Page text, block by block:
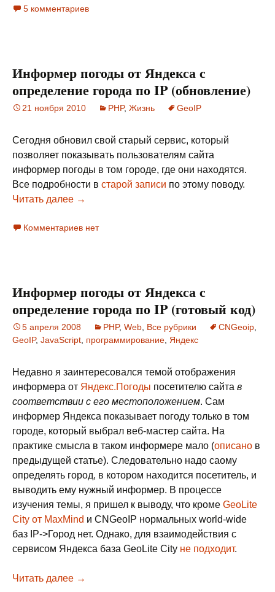
5 комментариев
Информер погоды от Яндекса с
определение города по IP (обновление)
21 ноября 2010 PHP, Жизнь GeoIP
Сегодня обновил свой старый сервис, который
позволяет показывать пользователям сайта
информер погоды в том городе, где они находятся.
Все подробности в старой записи по этому поводу.
Читать далее Информер погоды от Яндекса с
→
Комментариев нет
Информер погоды от Яндекса с
определение города по IP (готовый код)
5 апреля 2008 PHP, Web Все рубрики CNGeoip
GeoIP, JavaScript программирование Яндекс
Недавно я заинтересовался темой отображения
информера от Яндекс.Погоды посетителю сайта в
соответствии с его местоположением. Сам
информер Яндекса показывает погоду только в том
городе, который выбрал веб-мастер сайта. На
практике смысла в таком информере мало (описано в
предыдущей статье). Следовательно надо саому
определять город, в котором находится посетитель, и
выводить ему нужный информер. В процессе
изучения темы, я пришел к выводу, что кроме GeoLite
City от MaxMind и CNGeoIP нормальных world-wide
баз IP->Город нет. Однако, для взаимодействия с
сервисом Яндекса база GeoLite City не подходит.
Читать далее Информер погоды от Яндекса с
→